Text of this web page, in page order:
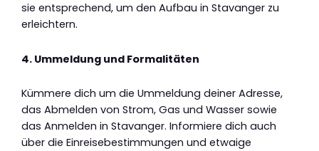
sie entsprechend, um den Aufbau in Stavanger zu
erleichtern.
4. Ummeldung und Formalitäten
Kümmere dich um die Ummeldung deiner Adresse,
das Abmelden von Strom, Gas und Wasser sowie
das Anmelden in Stavanger. Informiere dich auch
über die Einreisebestimmungen und etwaige